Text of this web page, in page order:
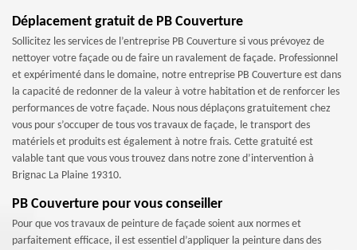
Déplacement gratuit de PB Couverture
Sollicitez les services de l’entreprise PB Couverture si vous prévoyez de
nettoyer votre façade ou de faire un ravalement de façade. Professionnel
et expérimenté dans le domaine, notre entreprise PB Couverture est dans
la capacité de redonner de la valeur à votre habitation et de renforcer les
performances de votre façade. Nous nous déplaçons gratuitement chez
vous pour s’occuper de tous vos travaux de façade, le transport des
matériels et produits est également à notre frais. Cette gratuité est
valable tant que vous vous trouvez dans notre zone d’intervention à
Brignac La Plaine 19310.
PB Couverture pour vous conseiller
Pour que vos travaux de peinture de façade soient aux normes et
parfaitement efficace, il est essentiel d’appliquer la peinture dans des